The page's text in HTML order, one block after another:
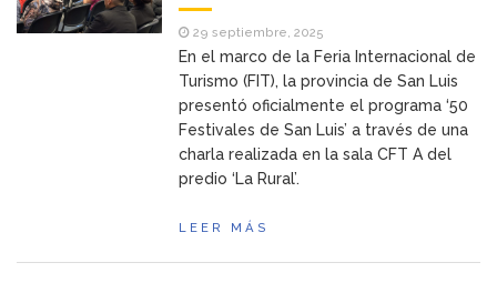
29 septiembre, 2025
En el marco de la Feria Internacional de
Turismo (FIT), la provincia de San Luis
presentó oficialmente el programa ‘50
Festivales de San Luis’ a través de una
charla realizada en la sala CFT A del
predio ‘La Rural’.
LEER MÁS